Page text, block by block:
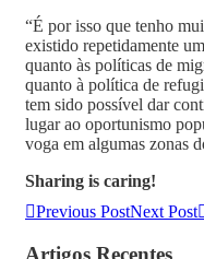
“É por isso que tenho
existido repetidamente
quanto às políticas de
quanto à política de
tem sido possível dar
lugar ao oportunismo
voga em algumas zonas
Sharing is caring!
Previous PostNext Post
Artigos Recentes